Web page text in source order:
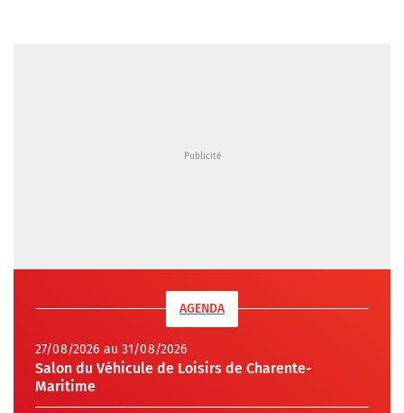
AGENDA
27/08/2026 au 31/08/2026
Salon du Véhicule de Loisirs de Charente-
Maritime